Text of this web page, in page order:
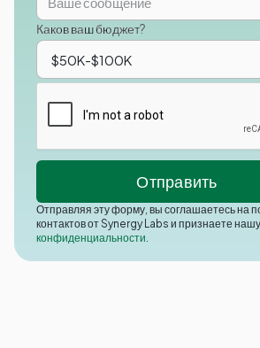
Каков ваш бюджет?
Отправляя эту форму, вы соглашаетесь на
контактов от Synergy Labs и признаете нашу
конфиденциальности